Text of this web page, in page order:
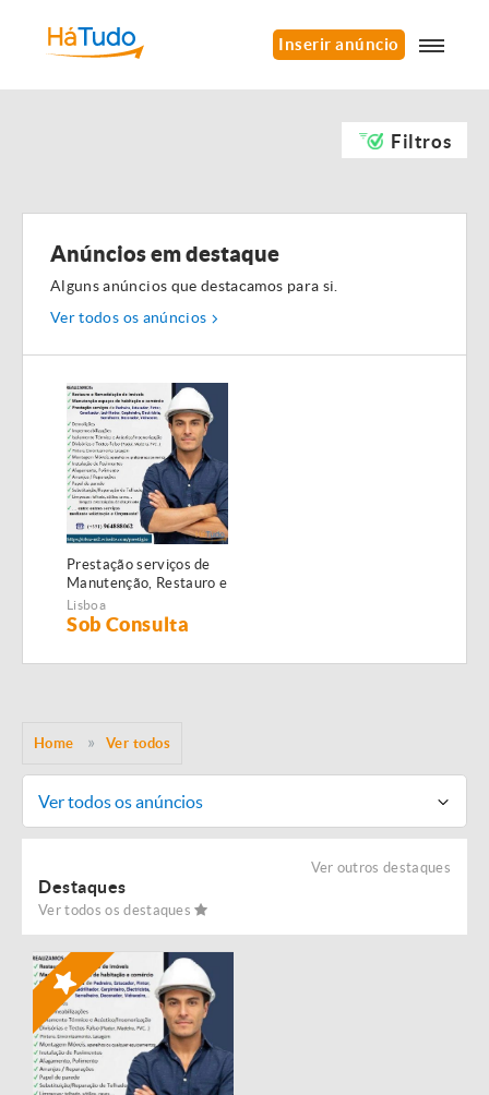
Inserir anúncio
Filtros
Anúncios em destaque
Alguns anúncios que destacamos para si.
Ver todos os anúncios
Prestação serviços de
Manutenção, Restauro e
Remodelação de
imóveis!
Lisboa
Sob Consulta
Home Ver todos
Ver todos os anúncios
Ver outros destaques
Destaques
Ver todos os destaques